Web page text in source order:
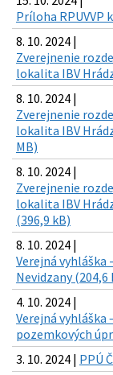
Príloha RPUVVP
8. 10. 2024 |
Zverejnenie
lokalita IBV
8. 10. 2024 |
Zverejnenie
lokalita IBV
MB)
8. 10. 2024 |
Zverejnenie
lokalita IBV
(396,9 kB)
8. 10. 2024 |
Verejná vyhláška
Nevidzany (204,6
4. 10. 2024 |
Verejná vyhláška
pozemkových
3. 10. 2024 | PPÚ